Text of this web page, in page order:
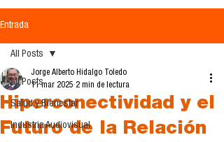
Entrada
All Posts
Salud y Bienestar
Industria Audiovisual
All Posts
Hiperconectividad y el
Futuro de la Relación
Jorge Alberto Hidalgo Toledo
11 mar 2025 2 min de lectura